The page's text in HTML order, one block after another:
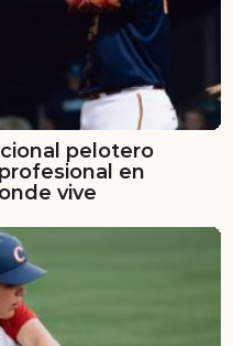
pelotero
en
vive